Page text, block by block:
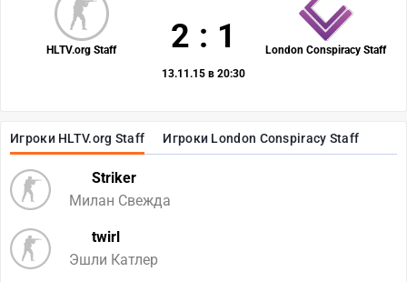
Игроки HLTV.org Staff Игроки London Conspiracy Staff
Striker
Милан Свежда
twirl
Эшли Катлер
HLTV.org Staff London Conspiracy Staff
2 : 1
13.11.15 в 20:30